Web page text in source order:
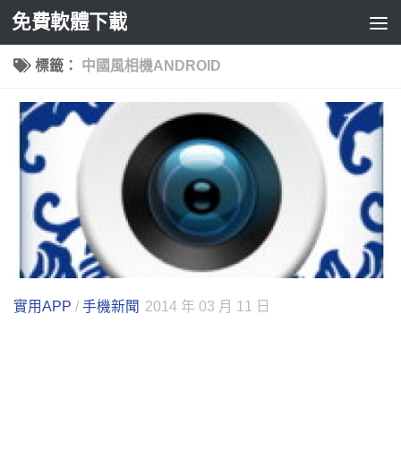
Skip to content
免費軟體下載
標籤： 中國風相機ANDROID
實用APP / 手機新聞 2014 年 03 月 11 日